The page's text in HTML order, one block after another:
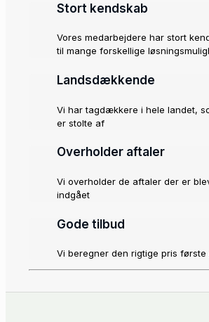
Stort kendskab
Vores medarbejdere har stort
til mange forskellige
Landsdækkende
Vi har tagdækkere i hele landet,
er stolte af
Overholder aftaler
Vi overholder de aftaler der er
indgået
Gode tilbud
Vi beregner den rigtige pris første